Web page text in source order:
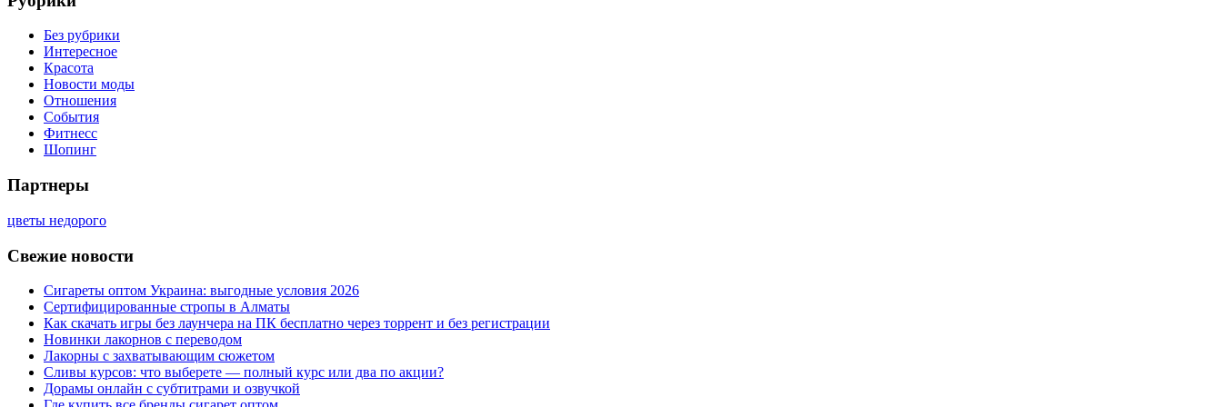
Без рубрики
Интересное
Красота
Новости моды
Отношения
События
Фитнесс
Шопинг
Партнеры
цветы недорого
Свежие новости
Сигареты оптом Украина: выгодные условия 2026
Сертифицированные стропы в Алматы
Как скачать игры без лаунчера на ПК бесплатно через торрент и без регистрации
Новинки лакорнов с переводом
Лакорны с захватывающим сюжетом
Сливы курсов: что выберете — полный курс или два по акции?
Дорамы онлайн с субтитрами и озвучкой